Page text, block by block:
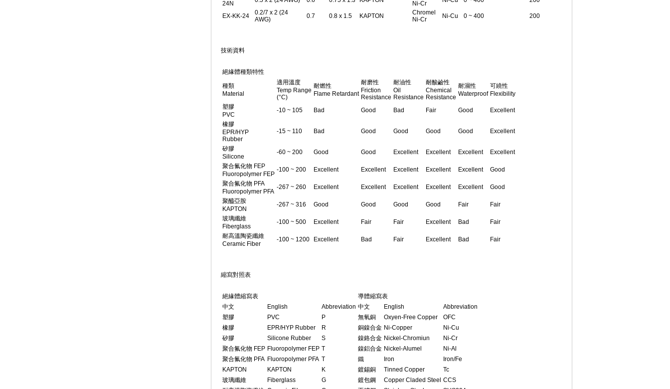
24N
Ni-Cr
EX-KK-24
0.2/7 x 2 (24
AWG)
0.7 0.8 x 1.5 KAPTON
Chromel
Ni-Cr
Ni-Cu 0 ~ 400 200
技術資料
絕緣體種類特性
種類
Material
適用溫度
Temp Range
(°C)
耐燃性
Flame Retardant
耐磨性
Friction
Resistance
耐油性
Oil
Resistance
耐酸鹼性
Chemical
Resistance
耐濕性
Waterproof
可繞性
Flexibility
塑膠
PVC
-10 ~ 105 Bad Good Bad Fair Good
Excellent
橡膠
EPR/HYP
Rubber
-15 ~ 110 Bad Good Good Good Good Excellent
矽膠
Silicone
-60 ~ 200 Good Good Excellent Excellent Excellent
Excellent
聚合氟化物 FEP
Fluoropolymer FEP
-100 ~ 200 Excellent Excellent Excellent Excellent Excellent
Good
聚合氟化物 PFA
Fluoropolymer PFA
-267 ~ 260 Excellent Excellent Excellent Excellent Excellent
Good
聚醯亞胺
KAPTON
-267 ~ 316 Good Good Good Good Fair
Fair
玻璃纖維
Fiberglass
-100 ~ 500 Excellent Fair Fair Excellent Bad
Fair
耐高溫陶瓷纖維
Ceramic Fiber
-100 ~ 1200 Excellent Bad Fair Excellent Bad Fair
縮寫對照表
絕緣體縮寫表
導體縮寫表
中文
English Abbreviation 中文 English
Abbreviation
塑膠
PVC P 無氧銅 Oxyen-Free Copper
OFC
橡膠
EPR/HYP Rubber R 銅鎳合金 Ni-Copper
Ni-Cu
矽膠
Silicone Rubber S 鎳鉻合金 Nickel-Chromiun
Ni-Cr
聚合氟化物 FEP Fluoropolymer FEP T 鎳鋁合金 Nickel-Alumel
Ni-Al
聚合氟化物 PFA Fluoropolymer PFA T 鐵 Iron
Iron/Fe
KAPTON
KAPTON K 鍍錫銅 Tinned Copper
Tc
玻璃纖維
Fiberglass G 鍍包鋼 Copper Claded Steel CCS